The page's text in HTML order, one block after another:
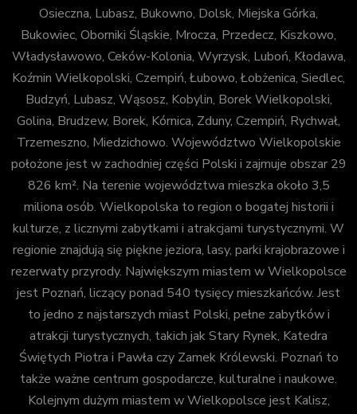
Osieczna, Lubasz, Bukowno, Dolsk, Miejska Górka,
Bukowiec, Oborniki Śląskie, Mrocza, Przedecz, Kiszkowo,
Władysławowo, Ceków-Kolonia, Wyrzysk, Luboń, Kłodawa,
Koźmin Wielkopolski, Czempiń, Łubowo, Łobżenica, Siedlec,
Budzyń, Lubasz, Wąsosz, Kobylin, Borek Wielkopolski,
Golina, Brudzew, Borek, Kórnica, Zduny, Czempiń, Rychwał,
Trzemeszno, Miedzichowo. Województwo Wielkopolskie
położone jest w zachodniej części Polski i zajmuje obszar 29
826 km². Na terenie województwa mieszka około 3,5
miliona osób. Wielkopolska to region o bogatej historii i
kulturze, z licznymi zabytkami i atrakcjami turystycznymi. W
regionie znajdują się piękne jeziora, lasy, parki krajobrazowe i
rezerwaty przyrody. Największym miastem w Wielkopolsce
jest Poznań, liczący ponad 540 tysięcy mieszkańców. Jest
to jedno z najstarszych miast Polski, pełne zabytków i
atrakcji turystycznych, takich jak Stary Rynek, Katedra
Świętych Piotra i Pawła czy Zamek Królewski. Poznań to
także ważne centrum gospodarcze, kulturalne i naukowe.
Kolejnym dużym miastem w Wielkopolsce jest Kalisz,